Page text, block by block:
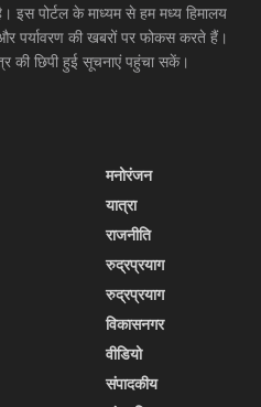
इस पोर्टल के माध्यम से हम मध्य हिमालय
पर्यावरण की खबरों पर फोकस करते हैं।
की छिपी हुई सूचनाएं पहुंचा सकें।
मनोरंजन
यात्रा
राजनीति
रुद्रप्रयाग
रुद्रप्रयाग
विकासनगर
वीडियो
संपादकीय